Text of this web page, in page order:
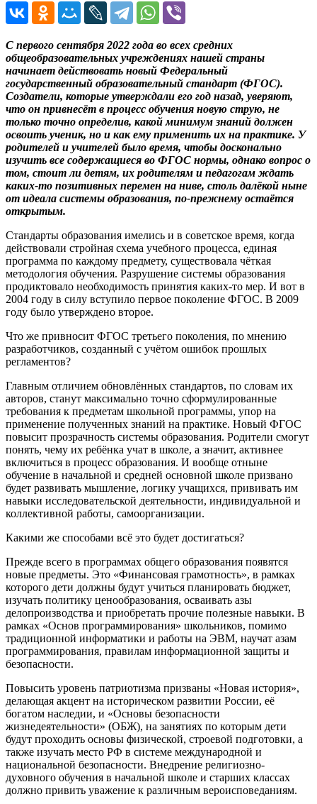
С первого сентября 2022 года во всех средних
общеобразовательных учреждениях нашей страны
начинает действовать новый Федеральный
государственный образовательный стандарт (ФГОС).
Создатели, которые утверждали его год назад, уверяют,
что он привнесёт в процесс обучения новую струю, не
только точно определив, какой минимум знаний должен
освоить ученик, но и как ему применить их на практике. У
родителей и учителей было время, чтобы досконально
изучить все содержащиеся во ФГОС нормы, однако вопрос о
том, стоит ли детям, их родителям и педагогам ждать
каких-то позитивных перемен на ниве, столь далёкой ныне
от идеала системы образования, по-прежнему остаётся
открытым.
Стандарты образования имелись и в советское время, когда
действовали стройная схема учебного процесса, единая
программа по каждому предмету, существовала чёткая
методология обучения. Разрушение системы образования
продиктовало необходимость принятия каких-то мер. И вот в
2004 году в силу вступило первое поколение ФГОС. В 2009
году было утверждено второе.
Что же привносит ФГОС третьего поколения, по мнению
разработчиков, созданный с учётом ошибок прошлых
регламентов?
Главным отличием обновлённых стандартов, по словам их
авторов, станут максимально точно сформулированные
требования к предметам школьной программы, упор на
применение полученных знаний на практике. Новый ФГОС
повысит прозрачность системы образования. Родители смогут
понять, чему их ребёнка учат в школе, а значит, активнее
включиться в процесс образования. И вообще отныне
обучение в начальной и средней основной школе призвано
будет развивать мышление, логику учащихся, прививать им
навыки исследовательской деятельности, индивидуальной и
коллективной работы, самоорганизации.
Какими же способами всё это будет достигаться?
Прежде всего в программах общего образования появятся
новые предметы. Это «Финансовая грамотность», в рамках
которого дети должны будут учиться планировать бюджет,
изучать политику ценообразования, осваивать азы
делопроизводства и приобретать прочие полезные навыки. В
рамках «Основ программирования» школьников, помимо
традиционной информатики и работы на ЭВМ, научат азам
программирования, правилам информационной защиты и
безопасности.
Повысить уровень патриотизма призваны «Новая история»,
делающая акцент на историческом развитии России, её
богатом наследии, и «Основы безопасности
жизнедеятельности» (ОБЖ), на занятиях по которым дети
будут проходить основы физической, строевой подготовки, а
также изучать место РФ в системе международной и
национальной безопасности. Внедрение религиозно-
духовного обучения в начальной школе и старших классах
должно привить уважение к различным вероисповеданиям.